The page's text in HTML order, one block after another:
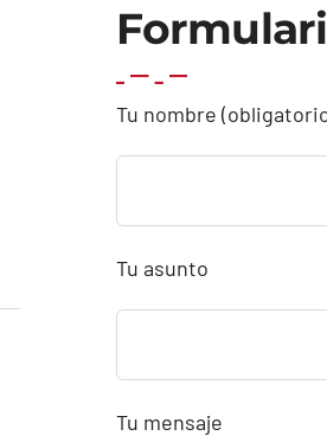
Tu nombre
Tu asunto
Tu mensaje